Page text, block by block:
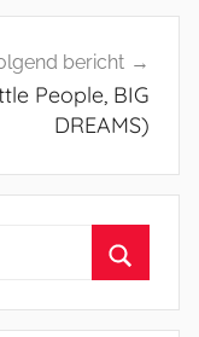
bericht
People, BIG
DREAMS)